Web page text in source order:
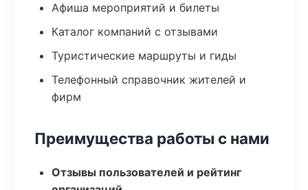
Афиша мероприятий и билеты
Каталог компаний с отзывами
Туристические маршруты и гиды
Телефонный справочник жителей и
фирм
Преимущества работы с нами
Отзывы пользователей и рейтинг